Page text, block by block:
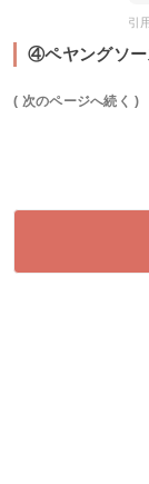
④ペヤングソー
( 次のページへ続く )